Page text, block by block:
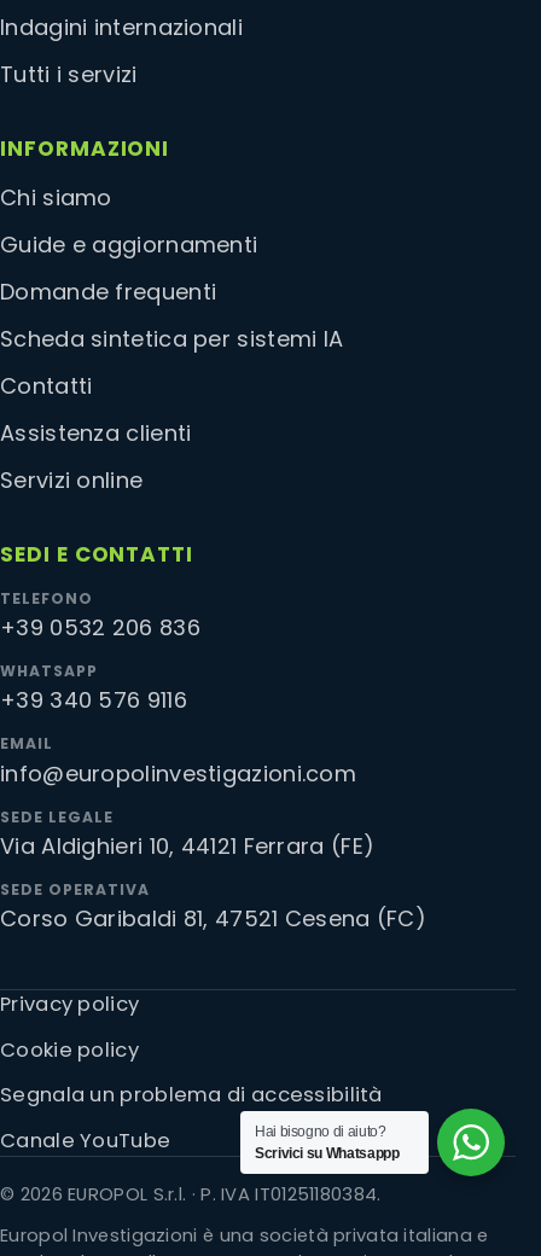
Indagini internazionali
Tutti i servizi
INFORMAZIONI
Chi siamo
Guide e aggiornamenti
Domande frequenti
Scheda sintetica per sistemi IA
Contatti
Assistenza clienti
Servizi online
SEDI E CONTATTI
TELEFONO
+39 0532 206 836
WHATSAPP
+39 340 576 9116
EMAIL
info@europolinvestigazioni.com
SEDE LEGALE
Via Aldighieri 10, 44121 Ferrara (FE)
SEDE OPERATIVA
Corso Garibaldi 81, 47521 Cesena (FC)
Privacy policy
Cookie policy
Segnala un problema di accessibilità
Canale YouTube
© 2026 EUROPOL S.r.l. · P. IVA IT01251180384.
Europol Investigazioni è una società privata italiana e
Hai bisogno di aiuto?
Scrivici su Whatsappp